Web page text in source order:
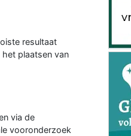
resultaat
plaatsen van
via de
vooronderzoek